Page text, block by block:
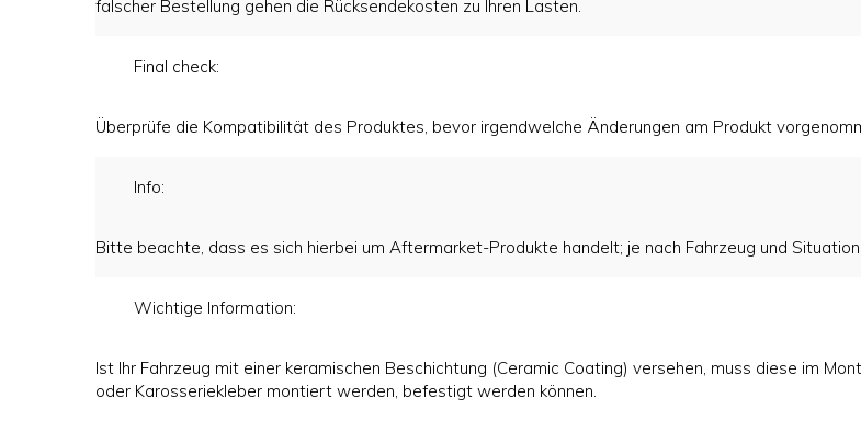
falscher Bestellung gehen die Rücksendekosten zu Ihren Lasten.
Final check:
Überprüfe die Kompatibilität des Produktes, bevor irgendwelche Änderungen am Produkt
Info:
Bitte beachte, dass es sich hierbei um Aftermarket-Produkte handelt; je nach Fahrzeug und
Wichtige Information:
Ist Ihr Fahrzeug mit einer keramischen Beschichtung (Ceramic Coating) versehen, muss diese im
oder Karosseriekleber montiert werden, befestigt werden können.